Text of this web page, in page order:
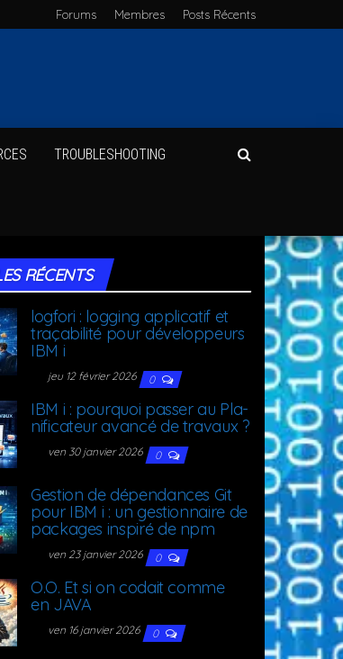
Forums Membres Posts Récents
TROU­BLE­SHOO­TING
RÉCENTS
log­fo­ri : log­ging appli­ca­tif et
tra­ça­bi­li­té pour déve­lop­peurs
IBM i
jeu 12 février 2026 0
IBM i : pour­quoi pas­ser au Pla­
ni­fi­ca­teur avan­cé de travaux ?
ven 30 janvier 2026 0
Ges­tion de dépen­dances Git
pour IBM i : un ges­tion­naire de
packages ins­pi­ré de npm
ven 23 janvier 2026 0
O.O. Et si on codait comme
en JAVA
ven 16 janvier 2026 0